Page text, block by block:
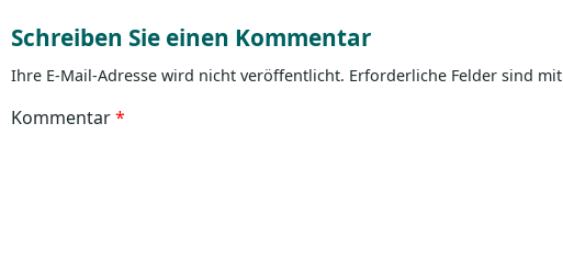
Schreiben Sie einen Kommentar
Ihre E-Mail-Adresse wird nicht veröffentlicht. Erforderliche Felder sind mit
Kommentar*